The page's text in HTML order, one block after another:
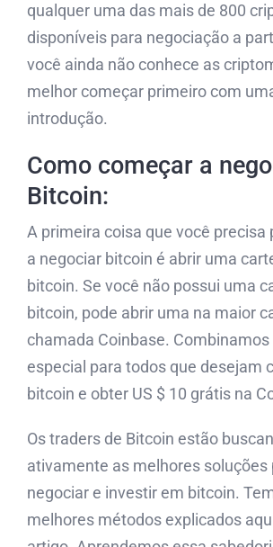
qualquer uma das mais de 800
disponíveis para negociação a
você ainda não conhece as
melhor começar primeiro com
introdução.
Como começar a
Bitcoin:
A primeira coisa que você precisa
a negociar bitcoin é abrir uma
bitcoin. Se você não possui uma
bitcoin, pode abrir uma na maior
chamada Coinbase.
especial para todos que desejam
bitcoin e obter US $ 10 grátis na
Os traders de Bitcoin estão
ativamente as melhores soluções
negociar e investir em bitcoin.
melhores métodos explicados